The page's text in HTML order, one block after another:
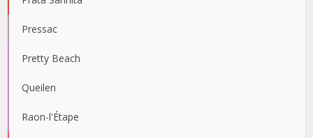
Pressac
Pretty Beach
Queilen
Raon-l'Étape